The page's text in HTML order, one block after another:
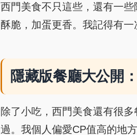
西門美食不只這些，還有一
酥脆，加蛋更香。我記得有一
隱藏版餐廳大公開
除了小吃，西門美食還有很
過。我個人偏愛CP值高的地